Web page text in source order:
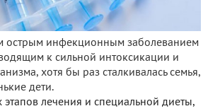
острым инфекционным заболеванием
к сильной интоксикации и
хотя бы раз сталкивалась семья,
дети.
этапов лечения и специальной диеты,